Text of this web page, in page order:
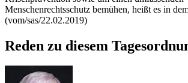
Menschenrechtsschutz bemühen, heißt es in
(vom/sas/22.02.2019)
Reden zu diesem